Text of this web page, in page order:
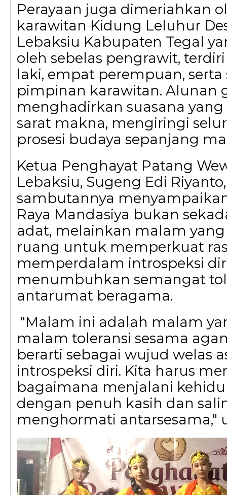
Perayaan juga dimeriahkan
karawitan Kidung Leluhur
Lebaksiu Kabupaten Tegal
oleh sebelas pengrawit,
laki, empat perempuan, serta
pimpinan karawitan. Alunan
menghadirkan suasana
sarat makna, mengiringi
prosesi budaya sepanjang
Ketua Penghayat Patang
Lebaksiu, Sugeng Edi
sambutannya
Raya Mandasiya bukan
adat, melainkan malam yang
ruang untuk memperkuat
memperdalam introspeksi
menumbuhkan semangat
antarumat beragama.
"Malam ini adalah malam
malam toleransi sesama
berarti sebagai wujud welas
introspeksi diri. Kita harus
bagaimana menjalani
dengan penuh kasih dan
menghormati antarsesama,"